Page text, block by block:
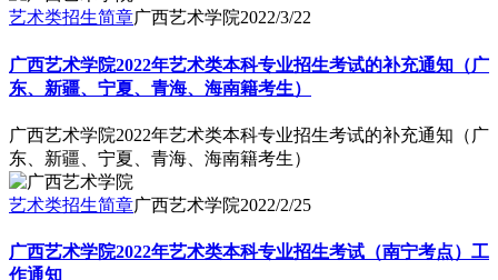
艺术类招生简章广西艺术学院2022/3/22
广西艺术学院2022年艺术类本科专业招生考试的补充通知（广
东、新疆、宁夏、青海、海南籍考生）
广西艺术学院2022年艺术类本科专业招生考试的补充通知（广
东、新疆、宁夏、青海、海南籍考生）
艺术类招生简章广西艺术学院2022/2/25
广西艺术学院2022年艺术类本科专业招生考试（南宁考点）工
作通知